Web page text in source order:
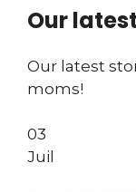
Our
Our latest
moms!
03
Juil